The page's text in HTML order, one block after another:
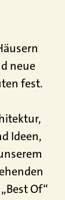
neue
fest.
Ideen,
Of“